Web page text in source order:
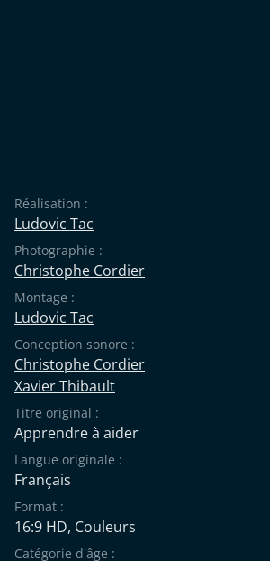
Réalisation :
Ludovic Tac
Photographie :
Christophe Cordier
Montage :
Ludovic Tac
Conception sonore :
Christophe Cordier
Xavier Thibault
Titre original :
Apprendre à aider
Langue originale :
Français
Format :
16:9 HD, Couleurs
Catégorie d'âge :